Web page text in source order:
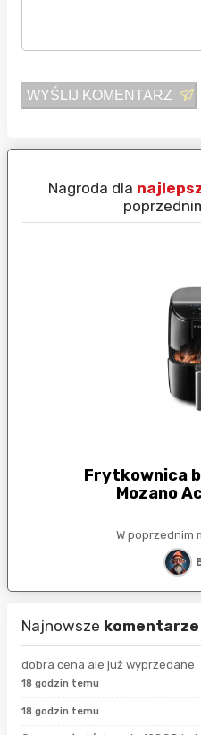
WYŚLIJ KOMENTARZ
Nagroda dla
Frytkownica
Mozano
W poprzednim
Najnowsze komentarze
dobra cena ale już wyprzedane
18 godzin temu
18 godzin temu